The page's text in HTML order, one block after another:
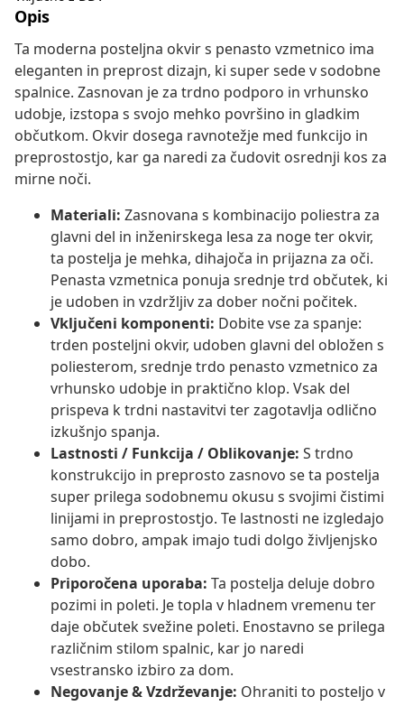
Opis
Ta moderna posteljna okvir s penasto vzmetnico ima
eleganten in preprost dizajn, ki super sede v sodobne
spalnice. Zasnovan je za trdno podporo in vrhunsko
udobje, izstopa s svojo mehko površino in gladkim
občutkom. Okvir dosega ravnotežje med funkcijo in
preprostostjo, kar ga naredi za čudovit osrednji kos za
mirne noči.
Materiali: Zasnovana s kombinacijo poliestra za
glavni del in inženirskega lesa za noge ter okvir,
ta postelja je mehka, dihajoča in prijazna za oči.
Penasta vzmetnica ponuja srednje trd občutek, ki
je udoben in vzdržljiv za dober nočni počitek.
Vključeni komponenti: Dobite vse za spanje:
trden posteljni okvir, udoben glavni del obložen s
poliesterom, srednje trdo penasto vzmetnico za
vrhunsko udobje in praktično klop. Vsak del
prispeva k trdni nastavitvi ter zagotavlja odlično
izkušnjo spanja.
Lastnosti / Funkcija / Oblikovanje: S trdno
konstrukcijo in preprosto zasnovo se ta postelja
super prilega sodobnemu okusu s svojimi čistimi
linijami in preprostostjo. Te lastnosti ne izgledajo
samo dobro, ampak imajo tudi dolgo življenjsko
dobo.
Priporočena uporaba: Ta postelja deluje dobro
pozimi in poleti. Je topla v hladnem vremenu ter
daje občutek svežine poleti. Enostavno se prilega
različnim stilom spalnic, kar jo naredi
vsestransko izbiro za dom.
Negovanje & Vzdrževanje: Ohraniti to posteljo v